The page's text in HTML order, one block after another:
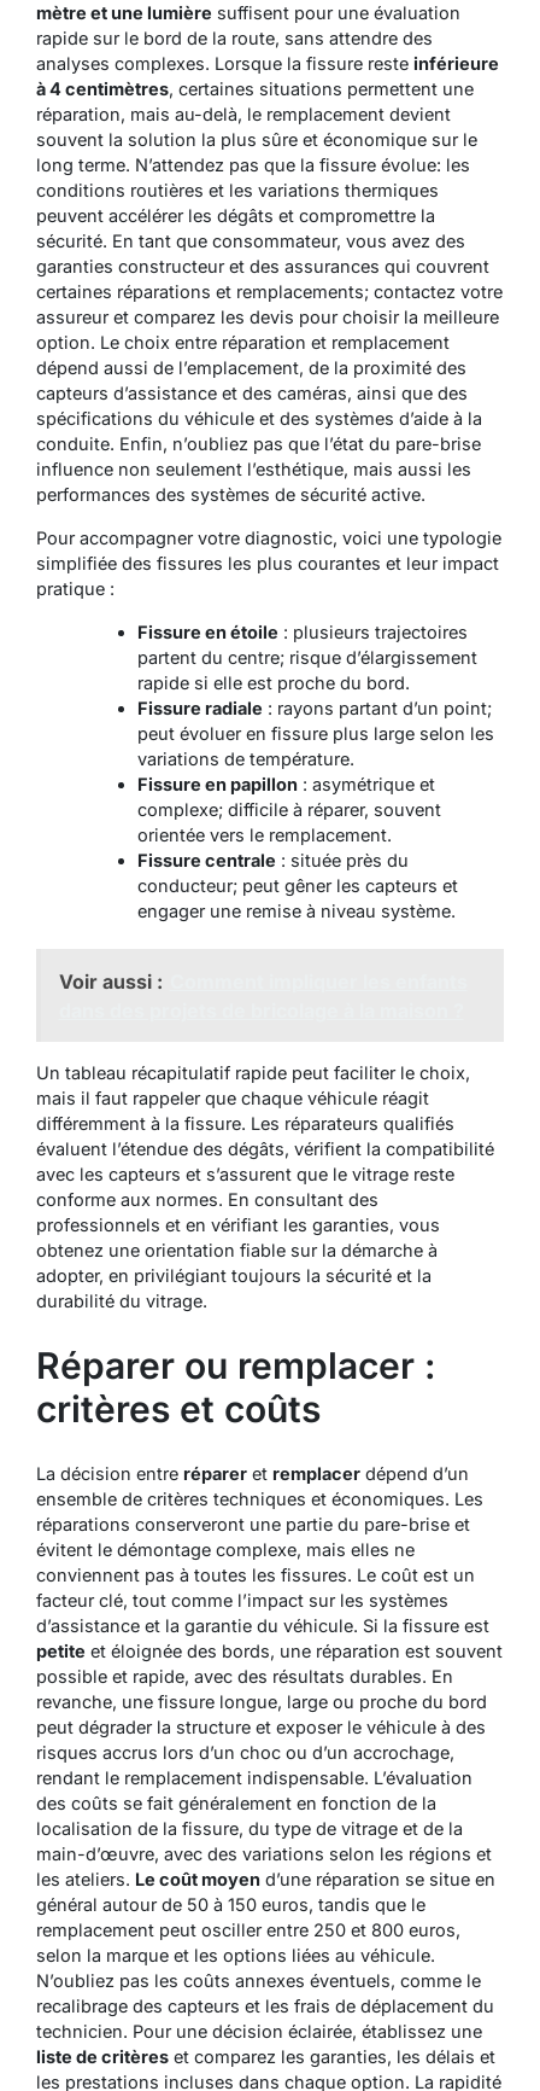
mètre et une lumière suffisent pour une évaluation
rapide sur le bord de la route, sans attendre des
analyses complexes. Lorsque la fissure reste inférieure
à 4 centimètres, certaines situations permettent une
réparation, mais au-delà, le remplacement devient
souvent la solution la plus sûre et économique sur le
long terme. N’attendez pas que la fissure évolue: les
conditions routières et les variations thermiques
peuvent accélérer les dégâts et compromettre la
sécurité. En tant que consommateur, vous avez des
garanties constructeur et des assurances qui couvrent
certaines réparations et remplacements; contactez votre
assureur et comparez les devis pour choisir la meilleure
option. Le choix entre réparation et remplacement
dépend aussi de l’emplacement, de la proximité des
capteurs d’assistance et des caméras, ainsi que des
spécifications du véhicule et des systèmes d’aide à la
conduite. Enfin, n’oubliez pas que l’état du pare-brise
influence non seulement l’esthétique, mais aussi les
performances des systèmes de sécurité active.
Pour accompagner votre diagnostic, voici une typologie
simplifiée des fissures les plus courantes et leur impact
pratique :
Fissure en étoile : plusieurs trajectoires
partent du centre; risque d’élargissement
rapide si elle est proche du bord.
Fissure radiale : rayons partant d’un point;
peut évoluer en fissure plus large selon les
variations de température.
Fissure en papillon: asymétrique et
complexe; difficile à réparer, souvent
orientée vers le remplacement.
Fissure centrale : située près du
conducteur; peut gêner les capteurs et
engager une remise à niveau système.
Voir aussi :
Un tableau récapitulatif rapide peut faciliter le choix,
mais il faut rappeler que chaque véhicule réagit
différemment à la fissure. Les réparateurs qualifiés
évaluent l’étendue des dégâts, vérifient la compatibilité
avec les capteurs et s’assurent que le vitrage reste
conforme aux normes. En consultant des
professionnels et en vérifiant les garanties, vous
obtenez une orientation fiable sur la démarche à
adopter, en privilégiant toujours la sécurité et la
durabilité du vitrage.
Réparer ou remplacer :
critères et coûts
La décision entre réparer et remplacer dépend d’un
ensemble de critères techniques et économiques. Les
réparations conserveront une partie du pare-brise et
évitent le démontage complexe, mais elles ne
conviennent pas à toutes les fissures. Le coût est un
facteur clé, tout comme l’impact sur les systèmes
d’assistance et la garantie du véhicule. Si la fissure est
petite et éloignée des bords, une réparation est souvent
possible et rapide, avec des résultats durables. En
revanche, une fissure longue, large ou proche du bord
peut dégrader la structure et exposer le véhicule à des
risques accrus lors d’un choc ou d’un accrochage,
rendant le remplacement indispensable. L’évaluation
des coûts se fait généralement en fonction de la
localisation de la fissure, du type de vitrage et de la
main-d’œuvre, avec des variations selon les régions et
les ateliers. Le coût moyen d’une réparation se situe en
général autour de 50 à 150 euros, tandis que le
remplacement peut osciller entre 250 et 800 euros,
selon la marque et les options liées au véhicule.
N’oubliez pas les coûts annexes éventuels, comme le
recalibrage des capteurs et les frais de déplacement du
technicien. Pour une décision éclairée, établissez une
liste de critères et comparez les garanties, les délais et
les prestations incluses dans chaque option. La rapidité